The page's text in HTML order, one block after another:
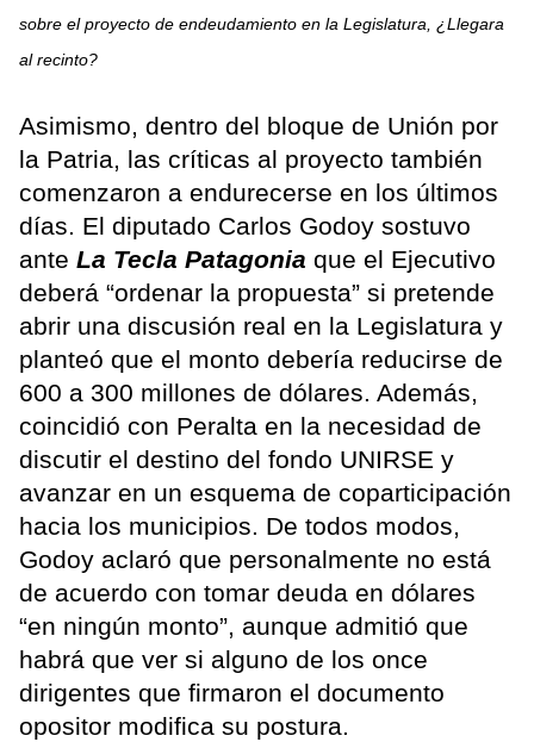
sobre el proyecto de endeudamiento en la Legislatura, ¿Llegara
al recinto?
Asimismo, dentro del bloque de Unión por
la Patria, las críticas al proyecto también
comenzaron a endurecerse en los últimos
días. El diputado Carlos Godoy sostuvo
ante La Tecla Patagonia que el Ejecutivo
deberá “ordenar la propuesta” si pretende
abrir una discusión real en la Legislatura y
planteó que el monto debería reducirse de
600 a 300 millones de dólares. Además,
coincidió con Peralta en la necesidad de
discutir el destino del fondo UNIRSE y
avanzar en un esquema de coparticipación
hacia los municipios. De todos modos,
Godoy aclaró que personalmente no está
de acuerdo con tomar deuda en dólares
“en ningún monto”, aunque admitió que
habrá que ver si alguno de los once
dirigentes que firmaron el documento
opositor modifica su postura.